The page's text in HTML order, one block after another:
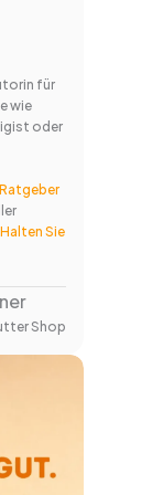
für
wie
oder
Halten Sie
Shop